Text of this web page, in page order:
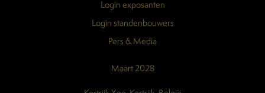
Login exposanten
Login standenbouwers
Pers & Media
Maart 2028